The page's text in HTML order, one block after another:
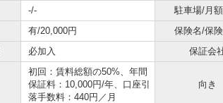
-/- 駐車場/月
有/20,000円 保険名/保
必加入 保証会
初回：賃料総額の50%、年間
保証料：10,000円/年、口座引
落手数料：440円／月
向き